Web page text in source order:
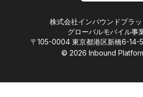
株式会社インバウンドプラ
グローバルモバイル事
〒105-0004 東京都港区新橋6-14-
© 2026 Inbound